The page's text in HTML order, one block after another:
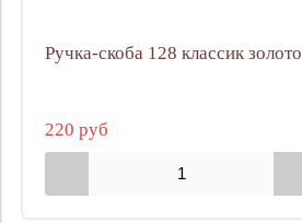
Ручка-скоба 128 классик золото
220 руб